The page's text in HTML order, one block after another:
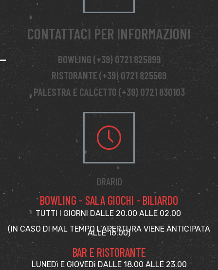
CONTATTACI PER INFORMAZIONI
BOWLING (+39) 0721 825899
RISTORANTE (+39) 0721 825569
PALESTRA E CALCETTO (+39) 0721 830103
ORARIO
BOWLING - SALA GIOCHI - BILIARDO
TUTTI I GIORNI DALLE 20.00 ALLE 02.00
(IN CASO DI MAL TEMPO L’APERTURA VIENE ANTICIPATA
ALLE 16.00)
BAR E RISTORANTE
LUNEDì E GIOVEDì DALLE 18.00 ALLE 23.00